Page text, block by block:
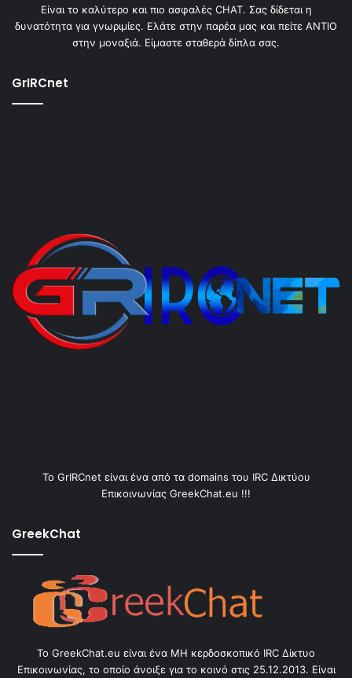
Είναι το καλύτερο και πιο ασφαλές CHAT. Σας δίδεται η
δυνατότητα για γνωριμίες. Ελάτε στην παρέα μας και πείτε ΑΝΤΙΟ
στην μοναξιά. Είμαστε σταθερά δίπλα σας.
GrIRCnet
Το GrIRCnet είναι ένα από τα domains του IRC Δικτύου
Επικοινωνίας GreekChat.eu !!!
GreekChat
Το GreekChat.eu είναι ένα ΜΗ κερδοσκοπικό IRC Δίκτυο
Επικοινωνίας, το οποίο άνοιξε για το κοινό στις 25.12.2013. Είναι